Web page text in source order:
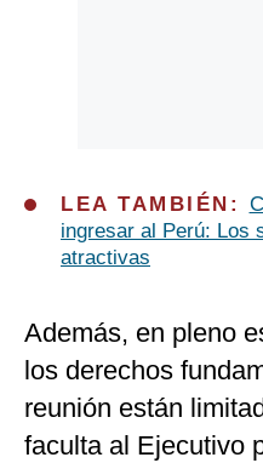
LEA TAMBIÉN:
ingresar al Perú: Los
atractivas
Además, en pleno
los derechos
reunión están
faculta al Ejecutivo